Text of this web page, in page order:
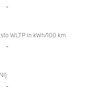
-
WLTP in kWh/100 km
-
-